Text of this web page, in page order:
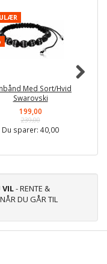
Med Sort/Hvid
Swarovski
199,00
239,00
Du sparer: 40,00
VIL- RENTE &
DU GÅR TIL